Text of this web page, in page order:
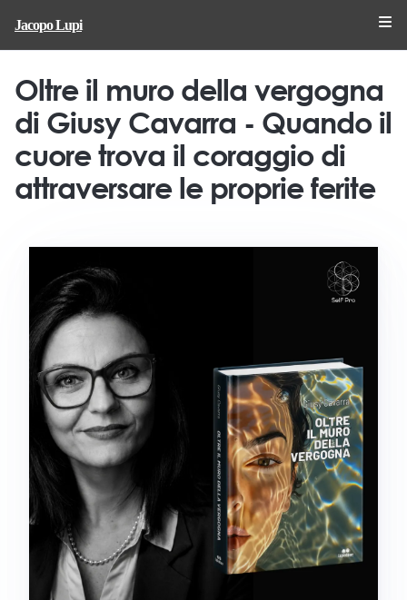
Jacopo Lupi
Oltre il muro della vergogna
di Giusy Cavarra - Quando il
cuore trova il coraggio di
attraversare le proprie ferite